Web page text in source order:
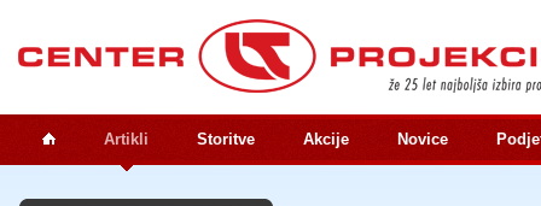
Artikli Storitve Akcije Novice